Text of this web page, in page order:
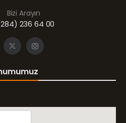
Bizi Arayın
236 64 00